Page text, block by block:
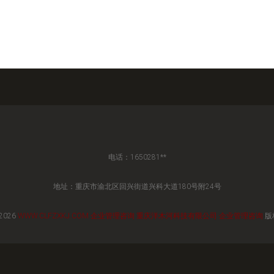
电话：1650281**
地址：重庆市渝北区回兴街道兴科大道180号附24号
WWW.CLFZXKJ.COM 企业管理咨询 重庆洋木河科技有限公司 企业管理咨询